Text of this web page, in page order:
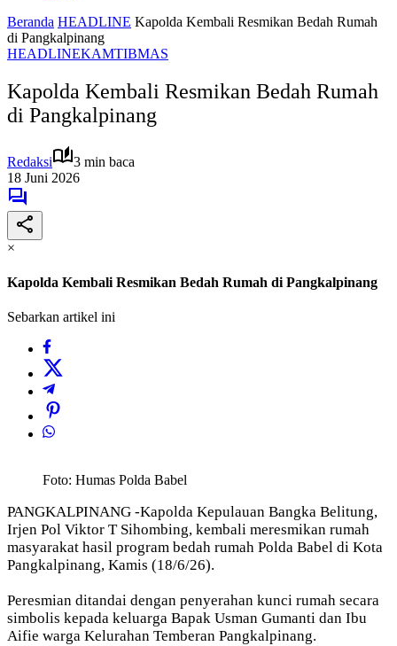
Beranda HEADLINE Kapolda Kembali Resmikan Bedah Rumah
di Pangkalpinang
HEADLINEKAMTIBMAS
Kapolda Kembali Resmikan Bedah Rumah
di Pangkalpinang
Redaksi
3 min baca
18 Juni 2026
×
Kapolda Kembali Resmikan Bedah Rumah di Pangkalpinang
Sebarkan artikel ini
Foto: Humas Polda Babel
PANGKALPINANG -Kapolda Kepulauan Bangka Belitung,
Irjen Pol Viktor T Sihombing, kembali meresmikan rumah
masyarakat hasil program bedah rumah Polda Babel di Kota
Pangkalpinang, Kamis (18/6/26).
Peresmian ditandai dengan penyerahan kunci rumah secara
simbolis kepada keluarga Bapak Usman Gumanti dan Ibu
Aifie warga Kelurahan Temberan Pangkalpinang.